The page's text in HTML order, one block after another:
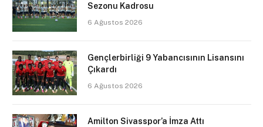
Sezonu Kadrosu
6 Ağustos 2026
Gençlerbirliği 9 Yabancısının Lisansını
Çıkardı
6 Ağustos 2026
Amilton Sivasspor’a İmza Attı